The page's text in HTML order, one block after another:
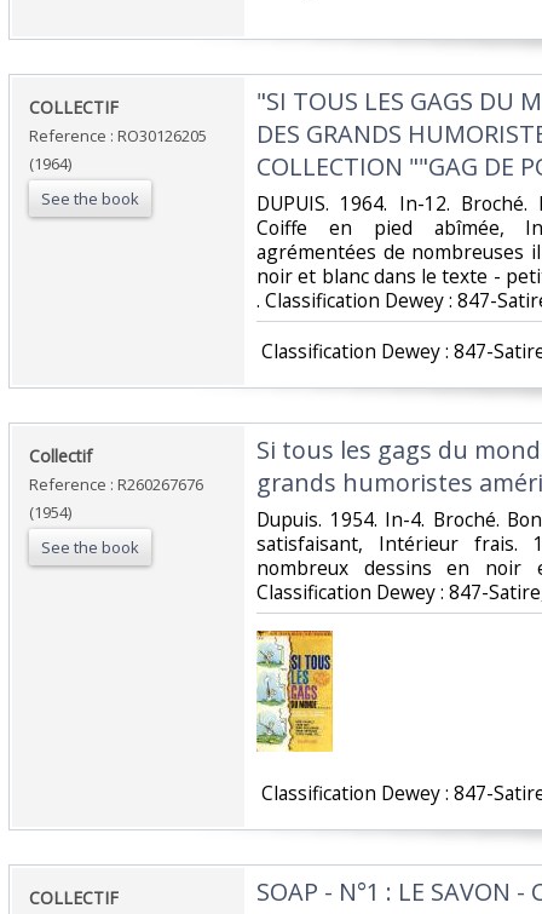
‎COLLECTIF‎
Reference : RO30126205
(1964)
See the book
‎"SI TOUS LES GAGS DU
DES GRANDS
COLLECTION ""GAG DE
‎DUPUIS. 1964. In-12.
Coiffe en pied abîmée,
agrémentées de nombreuses
noir et blanc dans le texte -
. Classification Dewey : 847-
Classification Dewey : 847-
‎Collectif‎
Reference : R260267676
(1954)
See the book
‎Si tous les gags du
grands humoristes
‎Dupuis. 1954. In-4. Broché.
satisfaisant, Intérieur frais.
nombreux dessins en
Classification Dewey : 847-
Classification Dewey : 847-
‎COLLECTIF‎
‎SOAP - N°1 : LE SAVON -